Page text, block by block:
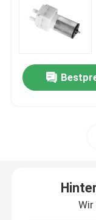
Bitte um ein
Mikroluftpumpe
Luftpumpe für
Wir